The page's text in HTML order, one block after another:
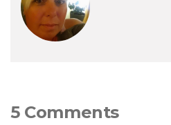
5 Comments